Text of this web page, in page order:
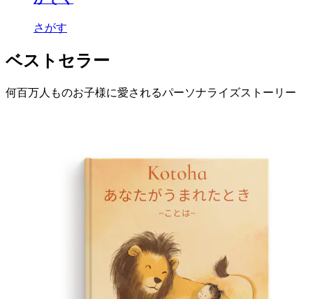
さがす
ベストセラー
何百万人ものお子様に愛されるパーソナライズストーリー